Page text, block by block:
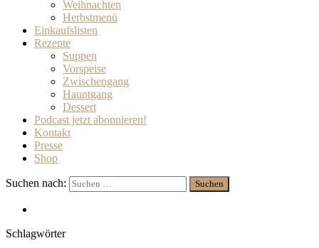
Weihnachten
Herbstmenü
Einkaufslisten
Rezepte
Suppen
Vorspeise
Zwischengang
Hauptgang
Dessert
Podcast jetzt abonnieren!
Kontakt
Presse
Shop
Suchen nach:
Schlagwörter